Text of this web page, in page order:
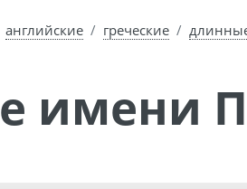
английские греческие
имени